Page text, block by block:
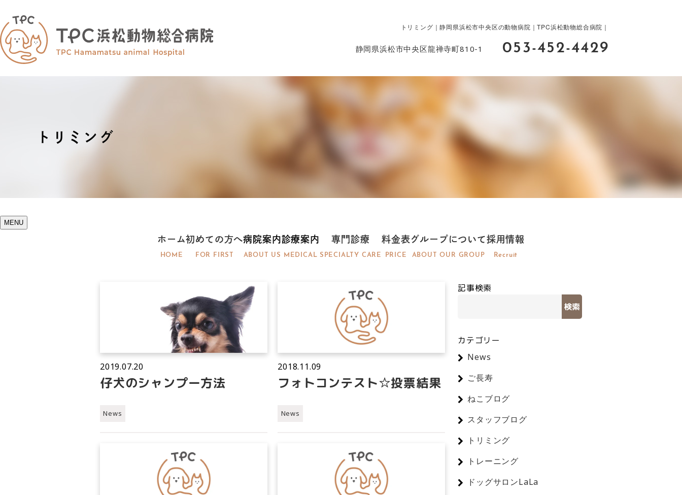
トリミング｜静岡県浜松市中央区の動物病院｜TPC浜松動物総合病院｜
静岡県浜松市中央区龍禅寺町810-1 053-452-4429
トリミング
MENU
ホーム
HOME
初めての方へ
FOR FIRST
病院案内
ABOUT US
診療案内
MEDICAL
専門診療
SPECIALTY CARE
料金表
PRICE
グループについて
ABOUT OUR GROUP
採用情報
Recruit
2019.07.20
仔犬のシャンプー方法
News
2018.11.09
フォトコンテスト☆投票結果
News
記事検索
検索
カテゴリー
News
ご長寿
ねこブログ
スタッフブログ
トリミング
トレーニング
ドッグサロンLaLa